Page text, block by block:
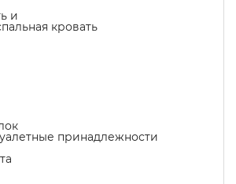
и
кровать
принадлежности